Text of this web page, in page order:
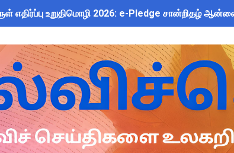
எதிர்ப்பு உறுதிமொழி 2026: e-Pledge சான்றிதழ்
Scheme 2025-26: SC/ST மாணவர்களுக்கு ரூ.40
கோடி நிதி குறைப்பா? புதிய மருத்துவக்
அறிவிப்பு: ஆகஸ்ட் 10 தேசிய குடற்புழு நீக்க
பயன்படுத்தும் கணக்கெடுப்பாளர்கள்,